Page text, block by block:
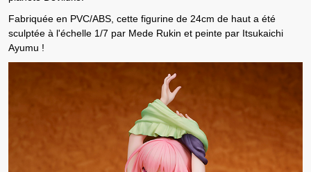
Fabriquée en PVC/ABS, cette figurine de 24cm de haut a été
sculptée à l'échelle 1/7 par Mede Rukin et peinte par Itsukaichi
Ayumu !